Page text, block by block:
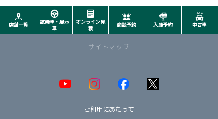
店舗一覧
試乗車・展示
車
オンライン見
積
商談予約 入庫予約 中古車
サイトマップ
ご利用にあたって